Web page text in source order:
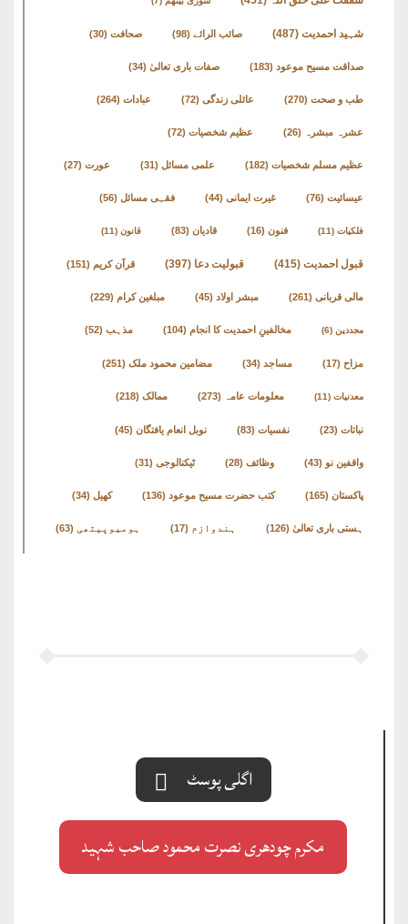
شہید احمدیت (487) صائب الرائے (98) صحافت (30)
صداقت مسیح موعود (183) صفات باری تعالیٰ (34)
طب و صحت (270) عائلی زندگی (72) عبادات (264)
عشرہ مبشرہ (26) عظیم شخصیات (72)
عظیم مسلم شخصیات (182) علمی مسائل (31) عورت (27)
عیسائیت (76) غیرت ایمانی (44) فقہی مسائل (56)
فلکیات (11) فنون (16) قادیان (83) قانون (11)
قبول احمدیت (415) قبولیت دعا (397) قرآن کریم (151)
مالی قربانی (261) مبشر اولاد (45) مبلغین کرام (229)
مجددین (6) مخالفینِ احمدیت کا انجام (104) مذہب (52)
مزاح (17) مساجد (34) مضامین محمود ملک (251)
معدنیات (11) معلومات عامہ (273) ممالک (218)
نباتات (23) نفسیات (83) نوبل انعام یافتگان (45)
واقفین نو (43) وظائف (28) ٹیکنالوجی (31)
پاکستان (165) کتب حضرت مسیح موعود (136) کھیل (34)
ہستی باری تعالیٰ (126) ہندوازم (17) ہومیوپیتھی (63)
اگلی پوسٹ
مکرم چودھری نصرت محمود صاحب شہید